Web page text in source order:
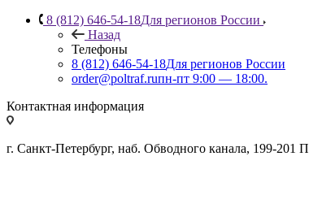
8 (812) 646-54-18Для регионов России
Назад
Телефоны
8 (812) 646-54-18Для регионов России
order@poltraf.ruпн-пт 9:00 — 18:00.
Контактная информация
г. Санкт-Петербург, наб. Обводного канала, 199-201 П